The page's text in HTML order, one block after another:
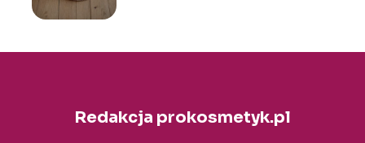
Redakcja prokosmetyk.pl